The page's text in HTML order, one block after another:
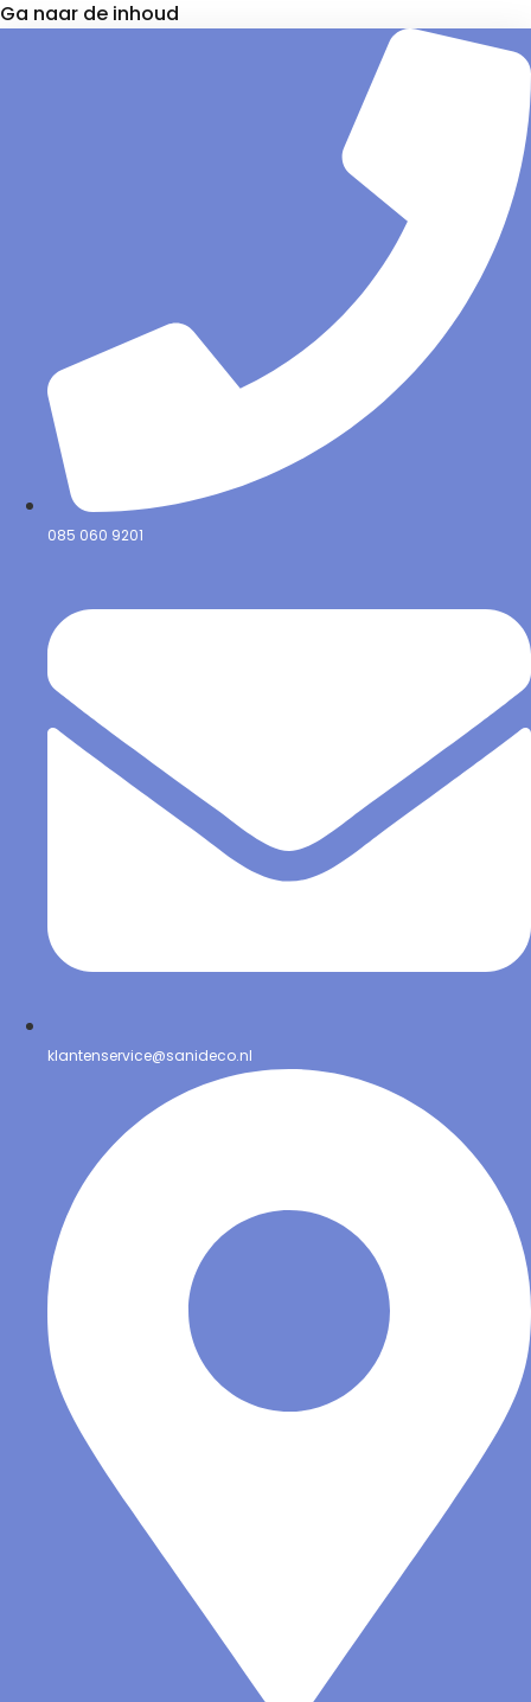
Ga naar de inhoud
085 060 9201
klantenservice@sanideco.nl